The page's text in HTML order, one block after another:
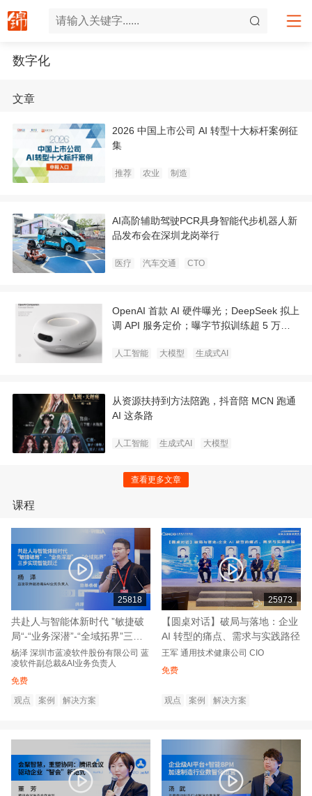
数字化
文章
2026 中国上市公司 AI 转型十大标杆案例征
集
推荐 农业 制造
AI高阶辅助驾驶PCR具身智能代步机器人新
品发布会在深圳龙岗举行
医疗 汽车交通 CTO
OpenAI 首款 AI 硬件曝光；DeepSeek 拟上
调 API 服务定价；曝字节拟训练超 5 万亿
人工智能 大模型 生成式AI
从资源扶持到方法陪跑，抖音陪 MCN 跑通
AI 这条路
人工智能 生成式AI 大模型
查看更多文章
课程
25818
共赴人与智能体新时代 ”敏捷破
局“-“业务深潜”-“全域拓界”三步
实现智能跃迁
杨泽 深圳市蓝凌软件股份有限公司 蓝
凌软件副总裁&AI业务负责人
免费
观点
案例 解决方案
25973
【圆桌对话】破局与落地：企业
AI 转型的痛点、需求与实践路径
王军 通用技术健康公司 CIO
免费
观点 案例 解决方案